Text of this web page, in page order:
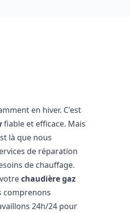
en hiver. C'est
fiable et efficace. Mais
là que nous
de réparation
de chauffage.
votrechaudière gaz
comprenons
24h/24 pour